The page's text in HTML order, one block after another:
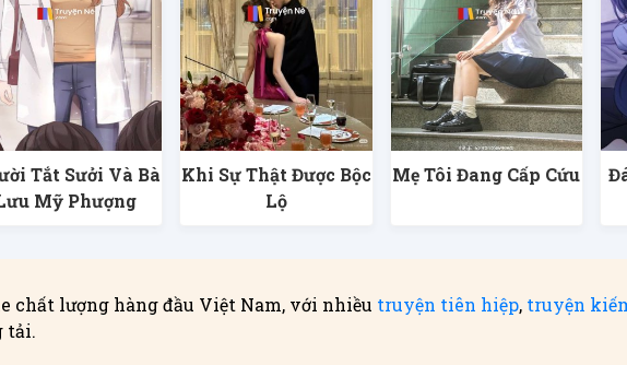
Tắt Sưởi Và Bà
Mỹ Phượng
Khi Sự Thật Được Bộc
Lộ
Mẹ Tôi Đang Cấp Cứu
chất lượng hàng đầu Việt Nam, với nhiều truyện tiên hiệp, truyện
tải.